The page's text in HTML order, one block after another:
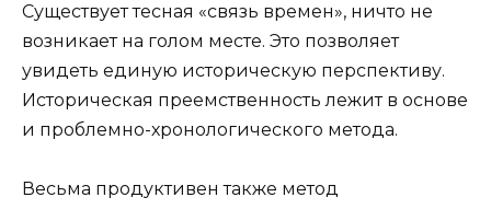
Существует тесная «связь времен», ничто не
возникает на голом месте. Это позволяет
увидеть единую историческую перспективу.
Историческая преемственность лежит в основе
и проблемно-хронологического метода.
Весьма продуктивен также метод